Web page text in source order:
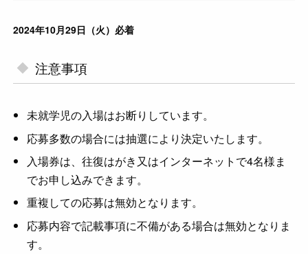
2024年10月29日（火）必着
注意事項
未就学児の入場はお断りしています。
応募多数の場合には抽選により決定いたします。
入場券は、往復はがき又はインターネットで4名様ま
でお申し込みできます。
重複しての応募は無効となります。
応募内容で記載事項に不備がある場合は無効となりま
す。